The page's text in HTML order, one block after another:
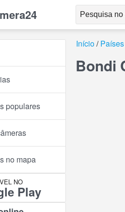
populares
no mapa
NO
Play
Início Países
Bondi